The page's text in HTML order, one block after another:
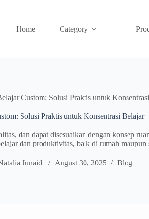
Home Category
Custom: Solusi Praktis untuk
Solusi Praktis untuk Konsentrasi Belajar
dan dapat disesuaikan dengan konsep
dan produktivitas, baik di rumah maupun
Junaidi August 30, 2025 Blog